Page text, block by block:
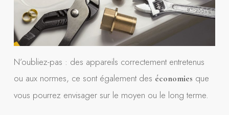
N’oubliez-pas : des appareils correctement entretenus
ou aux normes, ce sont également des économies que
vous pourrez envisager sur le moyen ou le long terme.